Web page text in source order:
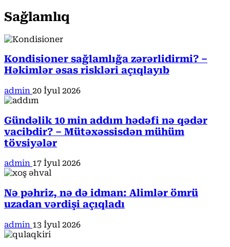
Sağlamlıq
Kondisioner sağlamlığa zərərlidirmi? –
Həkimlər əsas riskləri açıqlayıb
admin 20 İyul 2026
Gündəlik 10 min addım hədəfi nə qədər
vacibdir? – Mütəxəssisdən mühüm
tövsiyələr
admin 17 İyul 2026
Nə pəhriz, nə də idman: Alimlər ömrü
uzadan vərdişi açıqladı
admin 13 İyul 2026